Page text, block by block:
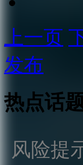
上一页
发布
热点话
风险提